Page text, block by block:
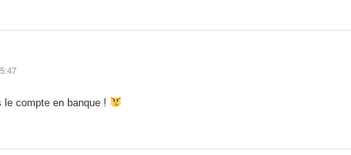
le compte en banque !